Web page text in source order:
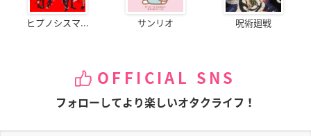
ヒプノシスマ... サンリオ 呪術廻戦
OFFICIAL SNS
フォローしてより楽しいオタクライフ！